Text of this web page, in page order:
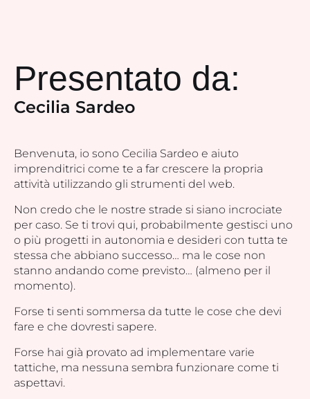
Presentato da:
Cecilia Sardeo
Benvenuta, io sono Cecilia Sardeo e aiuto
imprenditrici come te a far crescere la propria
attività utilizzando gli strumenti del web.
Non credo che le nostre strade si siano incrociate
per caso. Se ti trovi qui, probabilmente gestisci uno
o più progetti in autonomia e desideri con tutta te
stessa che abbiano successo… ma le cose non
stanno andando come previsto… (almeno per il
momento).
Forse ti senti sommersa da tutte le cose che devi
fare e che dovresti sapere.
Forse hai già provato ad implementare varie
tattiche, ma nessuna sembra funzionare come ti
aspettavi.